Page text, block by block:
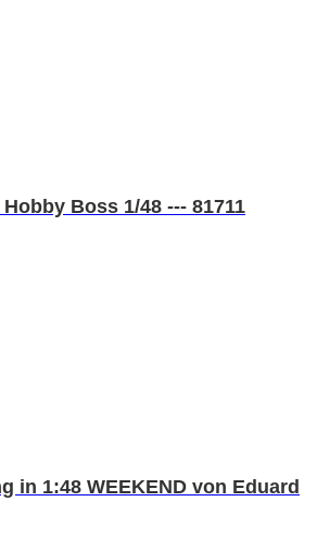
Boss 1/48 --- 81711
in 1:48 WEEKEND von Eduard